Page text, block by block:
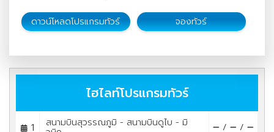
ดาวน์โหลดโปรแกรมทัวร์ จองทัวร์
ไฮไลท์โปรแกรมทัวร์
1 สนามบินสุวรรณภูมิ - สนามบินดูไบ - มิ / /